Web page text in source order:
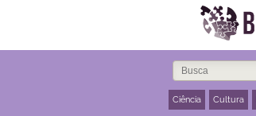
Ciência Cultura